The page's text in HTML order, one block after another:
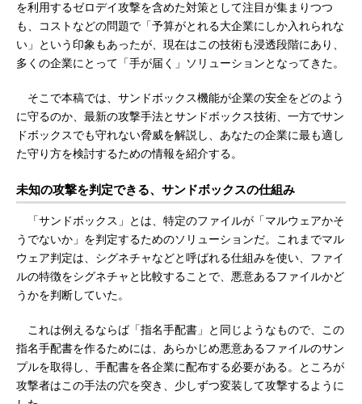
を利用するゼロデイ攻撃を含めた対策として注目が集まりつつ
も、コストなどの問題で「予算がとれる大企業にしか入れられな
い」という印象もあったが、現在はこの技術も浸透段階にあり、
多くの企業にとって「手が届く」ソリューションとなってきた。
そこで本稿では、サンドボックス機能が企業の安全をどのよう
に守るのか、最新の攻撃手法とサンドボックス技術、一方でサン
ドボックスでも守れない脅威を解説し、あなたの企業に最も適し
た守り方を検討するための情報を紹介する。
未知の攻撃を判定できる、サンドボックスの仕組み
「サンドボックス」とは、特定のファイルが「マルウェアかそ
うでないか」を判定するためのソリューションだ。これまでマル
ウェア判定は、シグネチャなどと呼ばれる仕組みを使い、ファイ
ルの特徴をシグネチャと比較することで、悪意あるファイルかど
うかを判断していた。
これは例えるならば「指名手配書」と同じようなもので、この
指名手配書を作るためには、あらかじめ悪意あるファイルのサン
プルを取得し、手配書を各企業に配布する必要がある。ところが
攻撃者はこの手法の穴を突き、少しずつ変装して攻撃するように